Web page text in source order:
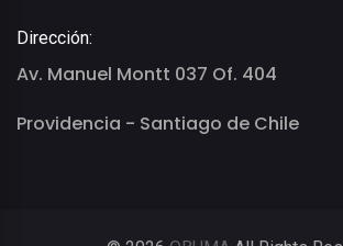
Dirección:
Av. Manuel Montt 037 Of. 404
Providencia - Santiago de Chile